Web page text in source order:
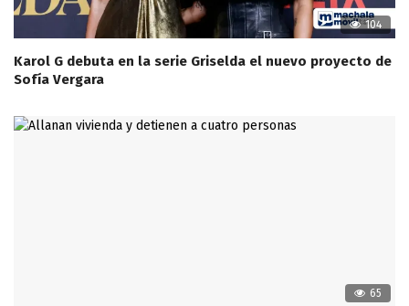
104
Karol G debuta en la serie Griselda el nuevo proyecto de
Sofía Vergara
65